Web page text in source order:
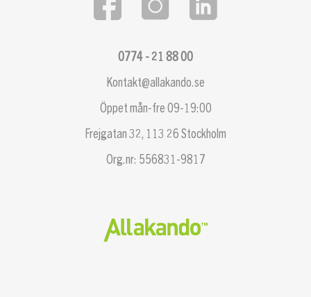
Kontakt@allakando.se
0774 - 21 88 00
Öppet mån-fre 09-19:00
Frejgatan 32, 113 26 Stockholm
Org.nr: 556831-9817